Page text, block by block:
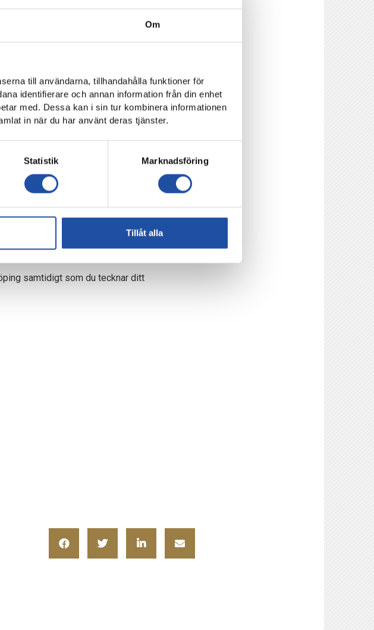
Om
till användarna, tillhandahålla funktioner för
identifierare och annan information från din enhet
med. Dessa kan i sin tur kombinera informationen
in när du har använt deras tjänster.
Statistik Marknadsföring
Tillåt alla
ute på planen. Vi har många bra spelare
både hemma och borta.
klockan 15.00, Idrottsparken.
samtidigt som du tecknar ditt